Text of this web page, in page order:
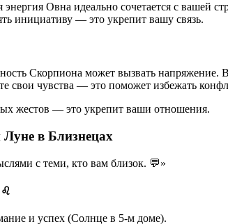
энергия Овна идеально сочетается с вашей
инициативу — это укрепит вашу связь.
Скорпиона может вызвать
свои чувства — это поможет избежать
жестов — это укрепит ваши отношения.
в Близнецах
с теми, кто вам близок. 💬»
и успех (Солнце в 5-м доме).